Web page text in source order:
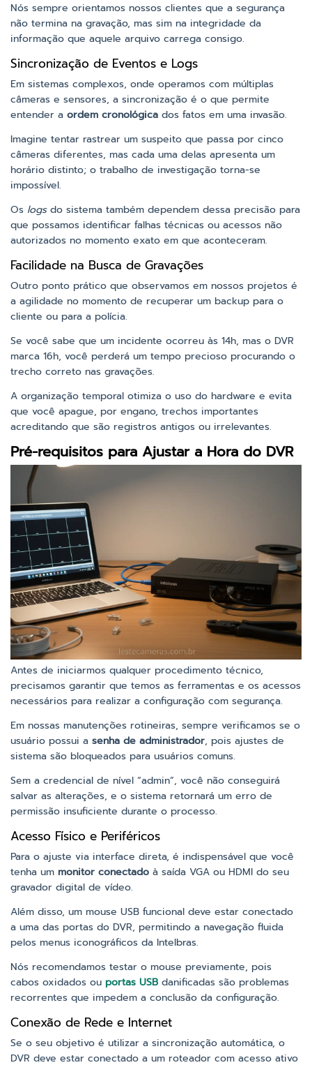
Nós sempre orientamos nossos clientes que a segurança
não termina na gravação, mas sim na integridade da
informação que aquele arquivo carrega consigo.
Sincronização de Eventos e Logs
Em sistemas complexos, onde operamos com múltiplas
câmeras e sensores, a sincronização é o que permite
entender a ordem cronológica dos fatos em uma invasão.
Imagine tentar rastrear um suspeito que passa por cinco
câmeras diferentes, mas cada uma delas apresenta um
horário distinto; o trabalho de investigação torna-se
impossível.
Os logsdo sistema também dependem dessa precisão para
que possamos identificar falhas técnicas ou acessos não
autorizados no momento exato em que aconteceram.
Facilidade na Busca de Gravações
Outro ponto prático que observamos em nossos projetos é
a agilidade no momento de recuperar um backup para o
cliente ou para a polícia.
Se você sabe que um incidente ocorreu às 14h, mas o DVR
marca 16h, você perderá um tempo precioso procurando o
trecho correto nas gravações.
A organização temporal otimiza o uso do hardware e evita
que você apague, por engano, trechos importantes
acreditando que são registros antigos ou irrelevantes.
Pré-requisitos para Ajustar a Hora do DVR
Antes de iniciarmos qualquer procedimento técnico,
precisamos garantir que temos as ferramentas e os acessos
necessários para realizar a configuração com segurança.
Em nossas manutenções rotineiras, sempre verificamos se o
usuário possui a senha de administrador, pois ajustes de
sistema são bloqueados para usuários comuns.
Sem a credencial de nível “admin”, você não conseguirá
salvar as alterações, e o sistema retornará um erro de
permissão insuficiente durante o processo.
Acesso Físico e Periféricos
Para o ajuste via interface direta, é indispensável que você
tenha um monitor conectado à saída VGA ou HDMI do seu
gravador digital de vídeo.
Além disso, um mouse USB funcional deve estar conectado
a uma das portas do DVR, permitindo a navegação fluida
pelos menus iconográficos da Intelbras.
Nós recomendamos testar o mouse previamente, pois
cabos oxidados ou portas USB danificadas são problemas
recorrentes que impedem a conclusão da configuração.
Conexão de Rede e Internet
Se o seu objetivo é utilizar a sincronização automática, o
DVR deve estar conectado a um roteador com acesso ativo